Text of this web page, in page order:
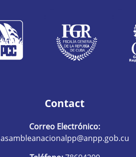
Contact
Correo Electrónico:
asambleanacionalpp@anpp.gob.cu